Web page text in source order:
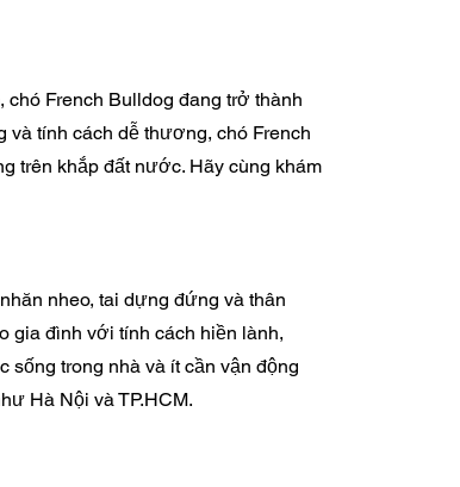
French Bulldog đang trở thành
và tính cách dễ thương, chó French
trên khắp đất nước. Hãy cùng khám
nheo, tai dựng đứng và thân
gia đình với tính cách hiền lành,
sống trong nhà và ít cần vận động
Hà Nội và TP.HCM.